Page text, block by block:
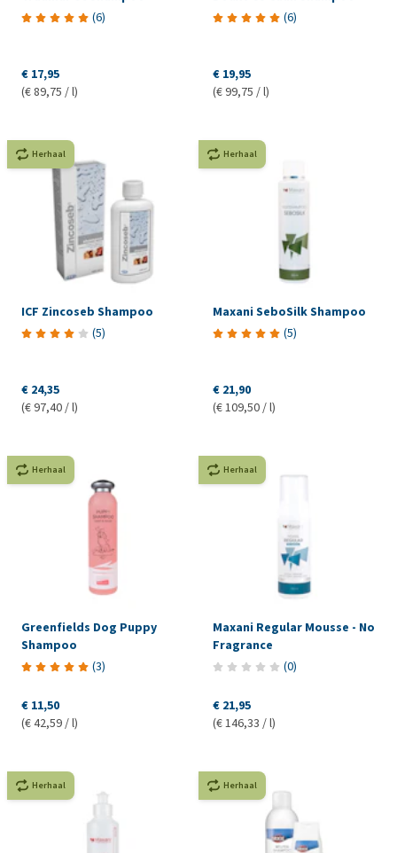
(6)
€ 17,95
(€ 89,75 / l)
(6)
€ 19,95
(€ 99,75 / l)
Herhaal
ICF Zincoseb Shampoo
(5)
€ 24,35
(€ 97,40 / l)
Herhaal
Maxani SeboSilk Shampoo
(5)
€ 21,90
(€ 109,50 / l)
Herhaal
Greenfields Dog Puppy
Shampoo
(3)
€ 11,50
(€ 42,59 / l)
Herhaal
Maxani Regular Mousse - No
Fragrance
(0)
€ 21,95
(€ 146,33 / l)
Herhaal Herhaal